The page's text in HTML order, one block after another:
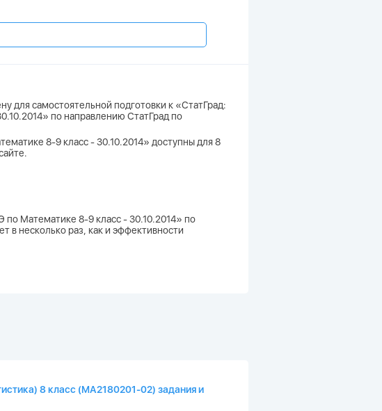
для самостоятельной подготовки к «СтатГрад:
по направлению СтатГрад по
8-9 класс - 30.10.2014» доступны для 8
по Математике 8-9 класс - 30.10.2014» по
в несколько раз, как и эффективности
8 класс (МА2180201-02) задания и